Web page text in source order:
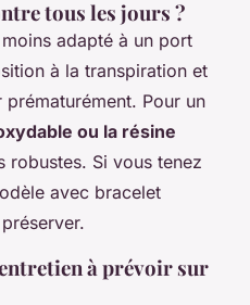
tous les jours ?
adapté à un port
à la transpiration et
prématurément. Pour un
ou la résine
robustes. Si vous tenez
avec bracelet
à prévoir sur